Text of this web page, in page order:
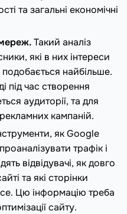
та загальні економічні
Такий аналіз
які в них інтереси
найбільше.
під час створення
аудиторії, та для
кампаній.
як Google
трафік і
відвідувачі, як довго
та які сторінки
Цю інформацію треба
сайту.